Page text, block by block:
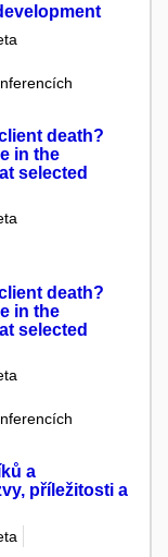
death?
in the
selected
death?
in the
selected
a
příležitosti a